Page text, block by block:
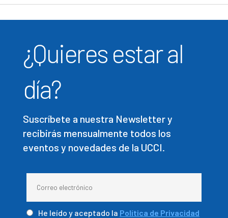
¿Quieres estar al
día?
Suscríbete a nuestra Newsletter y
recibirás mensualmente todos los
eventos y novedades de la UCCI.
He leído y aceptado la Política de Privacidad